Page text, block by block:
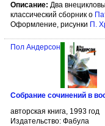
Описание: Два
классический сборник о
Оформление, рисунки П.
Пол Андерсон
Собрание сочинений в
авторская книга, 1993 год
Издательство: Фабула